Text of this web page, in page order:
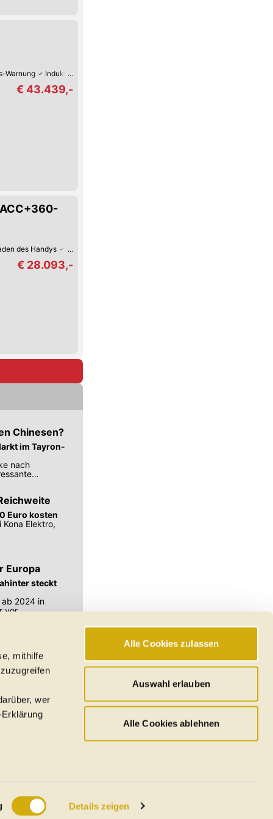
mithilfe
wer
Details zeigen
Alle Cookies zulassen
Auswahl erlauben
Alle Cookies ablehnen
Warnung Induktives Laden des Handys
€ 43.439,-
des Handys Android Auto
€ 28.093,-
Chinesen?
im Tayron-
nach
Euro kosten
Elektro,
Europa
steckt
ab 2024 in
vor.
Reichweiten